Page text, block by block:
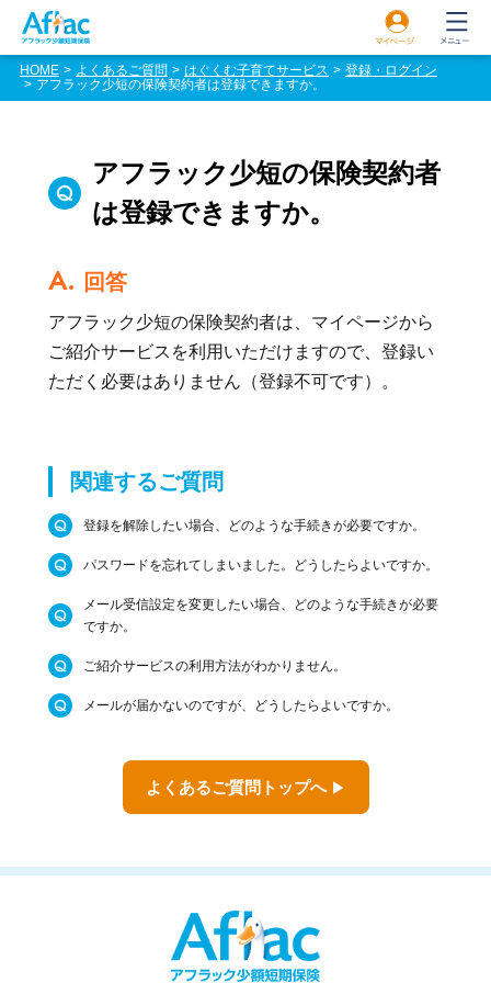
HOME よくあるご質問 はぐくむ子育てサービス
登録・ログイン
アフラック少短の保険契約者は登録できますか。
アフラック少短の保険契約者
は登録できますか。
A. 回答
アフラック少短の保険契約者は、マイページから
ご紹介サービスを利用いただけますので、登録い
ただく必要はありません（登録不可です）。
関連するご質問
登録を解除したい場合、どのような手続きが必要ですか。
パスワードを忘れてしまいました。どうしたらよいですか。
メール受信設定を変更したい場合、どのような手続きが必要
ですか。
ご紹介サービスの利用方法がわかりません。
メールが届かないのですが、どうしたらよいですか。
よくあるご質問トップへ